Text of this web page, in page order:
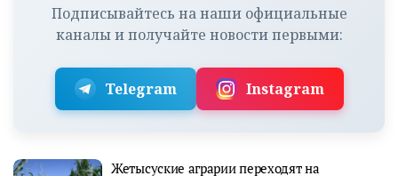
Подписывайтесь на наши официальные
каналы и получайте новости первыми:
Telegram Instagram
Жетысуские аграрии переходят на